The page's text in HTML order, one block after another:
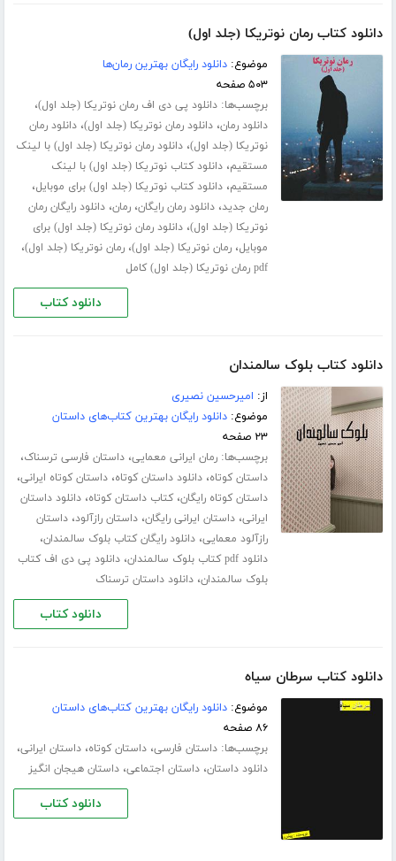
دانلود کتاب رمان نوتریکا (جلد اول)
موضوع:دانلود رایگان بهترین رمان‌ها
۵۰۳ صفحه
برچسب‌ها:دانلود پی دی اف رمان نوتریکا (جلد اول)،
دانلود رمان،دانلود رمان نوتریکا (جلد اول)،دانلود رمان
نوتریکا (جلد اول)،دانلود رمان نوتریکا (جلد اول) با لینک
مستقیم،دانلود کتاب نوتریکا (جلد اول) با لینک
مستقیم،دانلود کتاب نوتریکا (جلد اول) برای موبایل،
رمان جدید،دانلود رمان رایگان،رمان،دانلود رایگان رمان
نوتریکا (جلد اول)،دانلود رمان نوتریکا (جلد اول) برای
موبایل،رمان نوتریکا (جلد اول)،رمان نوتریکا (جلد اول)،
pdf رمان نوتریکا (جلد اول) کامل
دانلود کتاب
دانلود کتاب بلوک سالمندان
از: امیرحسین نصیری
موضوع:دانلود رایگان بهترین کتاب‌های داستان
۲۳ صفحه
برچسب‌ها:رمان ایرانی معمایی،داستان فارسی ترسناک،
داستان کوتاه،دانلود داستان کوتاه،داستان کوتاه ایرانی،
داستان کوتاه رایگان،کتاب داستان کوتاه،دانلود داستان
ایرانی،داستان ایرانی رایگان،داستان رازآلود،داستان
رازآلود معمایی،دانلود رایگان کتاب بلوک سالمندان،
دانلود pdf کتاب بلوک سالمندان ،دانلود پی دی اف کتاب
بلوک سالمندان،دانلود داستان ترسناک
دانلود کتاب
دانلود کتاب سرطان سیاه
موضوع:دانلود رایگان بهترین کتاب‌های داستان
۸۶ صفحه
برچسب‌ها:داستان فارسی،داستان کوتاه،داستان ایرانی،
دانلود داستان،داستان اجتماعی،داستان هیجان انگیز
دانلود کتاب